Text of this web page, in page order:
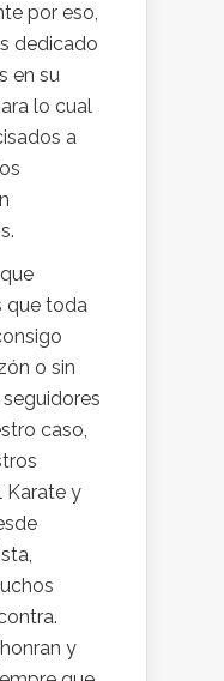
por eso,
dedicado
en su
lo cual
a
que toda
o sin
caso,
Karate y
y